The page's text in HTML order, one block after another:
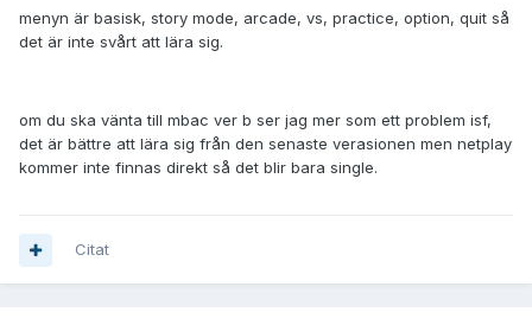
menyn är basisk, story mode, arcade, vs, practice, option, quit så
det är inte svårt att lära sig.
om du ska vänta till mbac ver b ser jag mer som ett problem isf,
det är bättre att lära sig från den senaste verasionen men netplay
kommer inte finnas direkt så det blir bara single.
Citat